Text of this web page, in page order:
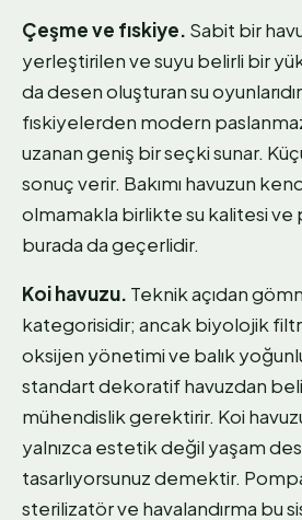
Çeşme ve fıskiye. Sabit bir
yerleştirilen ve suyu belirli bir
da desen oluşturan su
fıskiyelerden modern
uzanan geniş bir seçki sunar.
sonuç verir. Bakımı havuzun
olmamakla birlikte su kalitesi
burada da geçerlidir.
Koi havuzu. Teknik açıdan
kategorisidir; ancak biyolojik
oksijen yönetimi ve balık
standart dekoratif havuzdan
mühendislik gerektirir. Koi
yalnızca estetik değil yaşam
tasarlıyorsunuz demektir.
sterilizatör ve havalandırma bu